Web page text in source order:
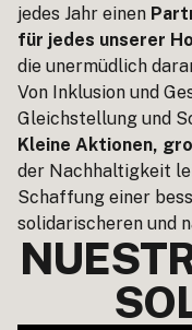
jedes Jahr einen
für jedes unserer
die unermüdlich
Von Inklusion und
Gleichstellung und
Kleine Aktionen,
der Nachhaltigkeit
Schaffung einer
solidarischeren und